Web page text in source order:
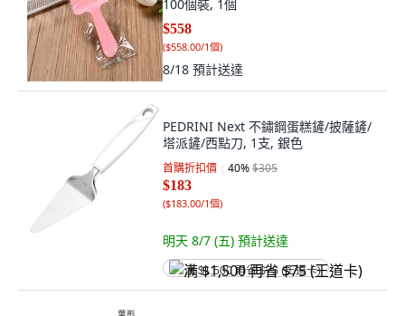
100個裝, 1個
$558
($558.00/1個)
8/18 預計送達
PEDRINI Next 不鏽鋼蛋糕鏟/披薩鏟/
塔派鏟/西點刀, 1支, 銀色
首購折扣價 40%$305
$183
($183.00/1個)
明天 8/7 (五) 預計送達
满 $1,500 再省 $75 (王道卡)